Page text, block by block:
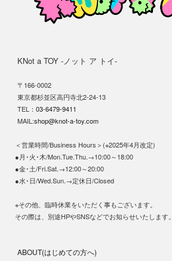
KNot a TOY -ノット ア トイ-
〒166-0002
東京都杉並区高円寺北2-24-13
TEL： 03-6479-9411
MAIL:shop@knot-a-toy.com
＜営業時間/Business Hours＞(※2025年4月改定)
●月･火･木/Mon.Tue.Thu.→10:00～18:00
●金･土/Fri.Sat.→12:00～20:00
●水･日/Wed.Sun.→定休日/Closed
※その他、臨時休業をいただく事もございます。
その際は、別途HPやSNSなどでお知らせいたします。
ABOUT(はじめての方へ)